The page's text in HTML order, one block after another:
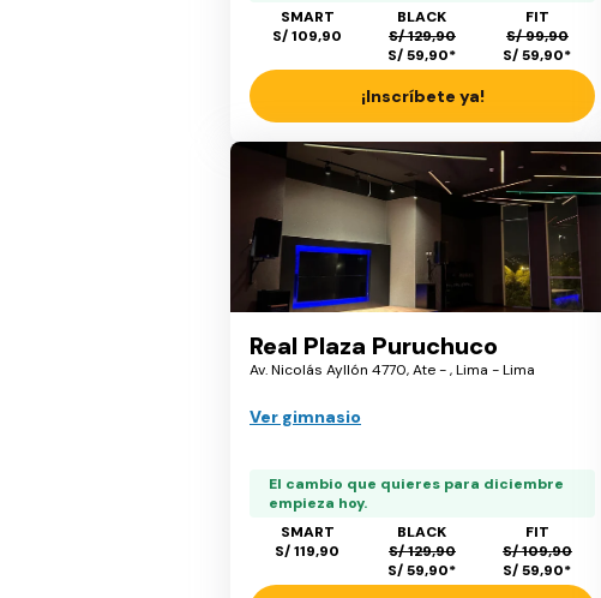
SMART
S/ 109,90
BLACK
S/ 129,90
S/ 59,90*
FIT
S/ 99,90
S/ 59,90*
¡Inscríbete ya!
Real Plaza Puruchuco
Av. Nicolás Ayllón 4770, Ate - , Lima - Lima
Ver gimnasio
El cambio que quieres para diciembre
empieza hoy.
SMART
S/ 119,90
BLACK
S/ 129,90
S/ 59,90*
FIT
S/ 109,90
S/ 59,90*